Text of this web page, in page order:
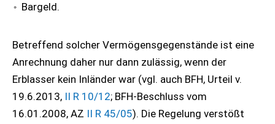
Bargeld.
Betreffend solcher Vermögensgegenstände ist eine
Anrechnung daher nur dann zulässig, wenn der
Erblasser kein Inländer war (vgl. auch BFH, Urteil v.
19.6.2013, II R 10/12; BFH-Beschluss vom
16.01.2008, AZ II R 45/05). Die Regelung verstößt